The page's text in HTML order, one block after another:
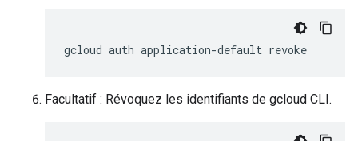
gcloud auth application-default revoke
Facultatif : Révoquez les identifiants de gcloud CLI.